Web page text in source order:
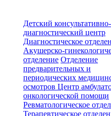
Детский консультативно-
диагностический центр
Диагностическое
Акушерско-
отделение Отделение
предварительных и
периодических
осмотровЦентр
онкологической помощи
Ревматологическое
Терапевтическое